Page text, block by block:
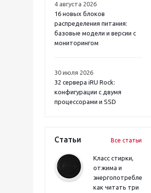
4 августа 2026
16 новых блоков
распределения питания:
базовые модели и версии с
мониторингом
30 июля 2026
32 сервера iRU Rock:
конфигурации с двумя
процессорами и SSD
Статьи Все статьи
Класс стирки,
отжима и
энергопотребления:
как читать три